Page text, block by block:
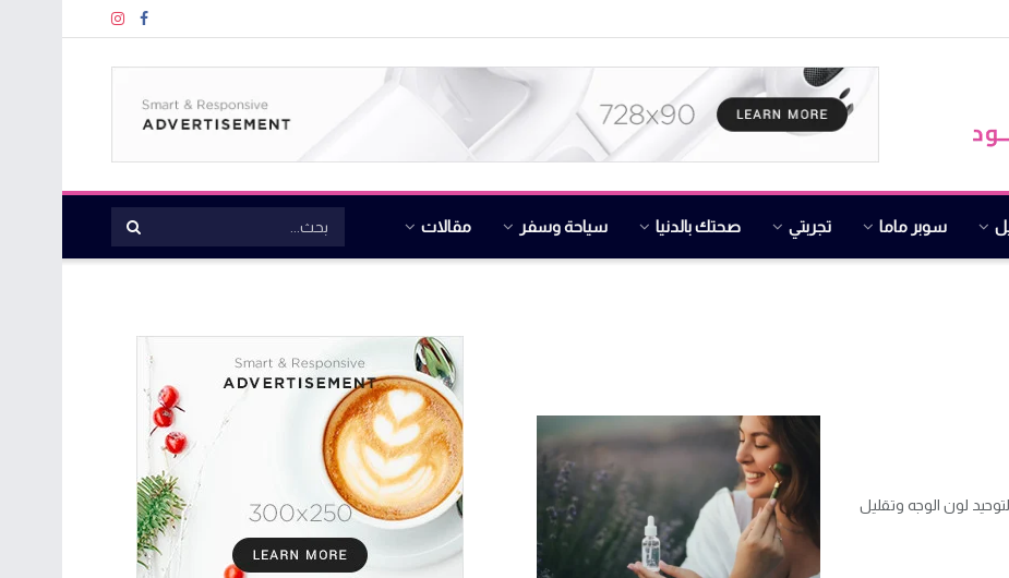
سوبر ماما تجربتي صحتك بالدنيا سياحة وسفر مقالات
لون الوجه وتقليل